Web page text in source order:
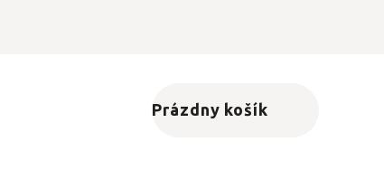
Nákupný košík
Prázdny košík